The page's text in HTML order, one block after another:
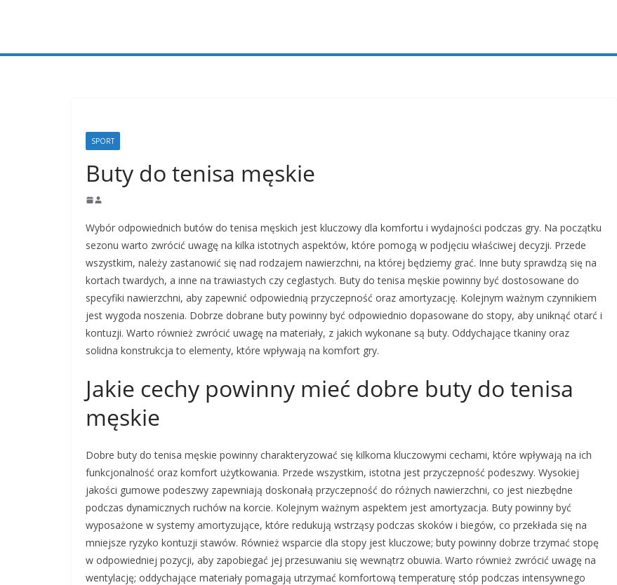
SPORT
Buty do tenisa męskie
Wybór odpowiednich butów do tenisa męskich jest kluczowy dla komfortu i wydajności podczas gry. Na początku
sezonu warto zwrócić uwagę na kilka istotnych aspektów, które pomogą w podjęciu właściwej decyzji. Przede
wszystkim, należy zastanowić się nad rodzajem nawierzchni, na której będziemy grać. Inne buty sprawdzą się na
kortach twardych, a inne na trawiastych czy ceglastych. Buty do tenisa męskie powinny być dostosowane do
specyfiki nawierzchni, aby zapewnić odpowiednią przyczepność oraz amortyzację. Kolejnym ważnym czynnikiem
jest wygoda noszenia. Dobrze dobrane buty powinny być odpowiednio dopasowane do stopy, aby uniknąć otarć i
kontuzji. Warto również zwrócić uwagę na materiały, z jakich wykonane są buty. Oddychające tkaniny oraz
solidna konstrukcja to elementy, które wpływają na komfort gry.
Jakie cechy powinny mieć dobre buty do tenisa
męskie
Dobre buty do tenisa męskie powinny charakteryzować się kilkoma kluczowymi cechami, które wpływają na ich
funkcjonalność oraz komfort użytkowania. Przede wszystkim, istotna jest przyczepność podeszwy. Wysokiej
jakości gumowe podeszwy zapewniają doskonałą przyczepność do różnych nawierzchni, co jest niezbędne
podczas dynamicznych ruchów na korcie. Kolejnym ważnym aspektem jest amortyzacja. Buty powinny być
wyposażone w systemy amortyzujące, które redukują wstrząsy podczas skoków i biegów, co przekłada się na
mniejsze ryzyko kontuzji stawów. Również wsparcie dla stopy jest kluczowe; buty powinny dobrze trzymać stopę
w odpowiedniej pozycji, aby zapobiegać jej przesuwaniu się wewnątrz obuwia. Warto również zwrócić uwagę na
wentylację; oddychające materiały pomagają utrzymać komfortową temperaturę stóp podczas intensywnego